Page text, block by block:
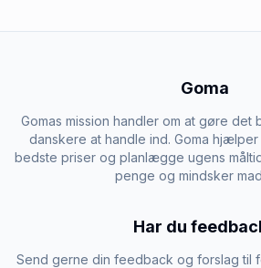
Goma
Gomas mission handler om at gøre
danskere at handle ind. Goma
bedste priser og planlægge ugens
penge og mindsker
Har du
Send gerne din feedback og forslag til